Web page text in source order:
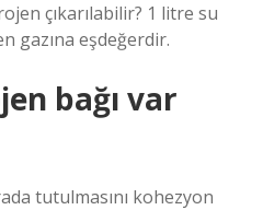
çıkarılabilir? 1 litre su
gazına eşdeğerdir.
bağı var
tutulmasını kohezyon